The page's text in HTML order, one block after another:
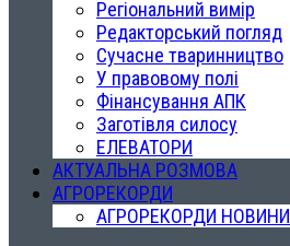
Регіональний вимір
Редакторський погляд
Сучасне тваринництво
У правовому полі
Фінансування АПК
Заготівля силосу
ЕЛЕВАТОРИ
АКТУАЛЬНА РОЗМОВА
АГРОРЕКОРДИ
АГРОРЕКОРДИ НОВИНИ